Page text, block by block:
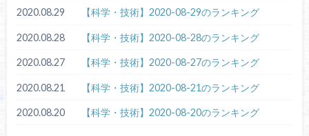
2020.08.29 【科学・技術】2020-08-29のランキング
2020.08.28 【科学・技術】2020-08-28のランキング
2020.08.27 【科学・技術】2020-08-27のランキング
2020.08.21 【科学・技術】2020-08-21のランキング
2020.08.20 【科学・技術】2020-08-20のランキング